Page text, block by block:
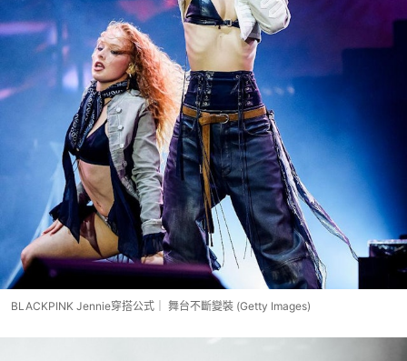
BLACKPINK Jennie穿搭公式｜ 舞台不斷變裝 (Getty Images)